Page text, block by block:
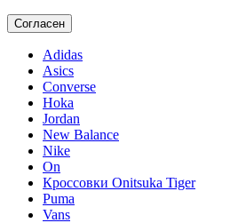
Согласен
Adidas
Asics
Converse
Hoka
Jordan
New Balance
Nike
On
Кроссовки Onitsuka Tiger
Puma
Vans